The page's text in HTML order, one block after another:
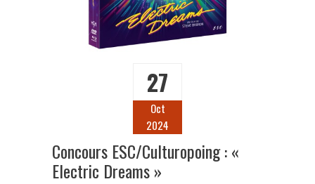
27
Oct
2024
Concours ESC/Culturopoing : «
Electric Dreams »